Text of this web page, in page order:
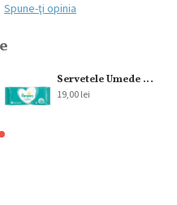
Spune-ţi opinia
Servetele Umede Pampers Sensitive Fragrance Free, 2×52 Buc
19,00 lei